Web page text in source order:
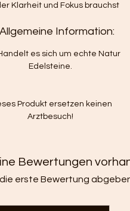
Klarheit und Fokus brauchst
Information:
es sich um echte Natur
Edelsteine.
Produkt ersetzen keinen
Arztbesuch!
Bewertungen
erste Bewertung